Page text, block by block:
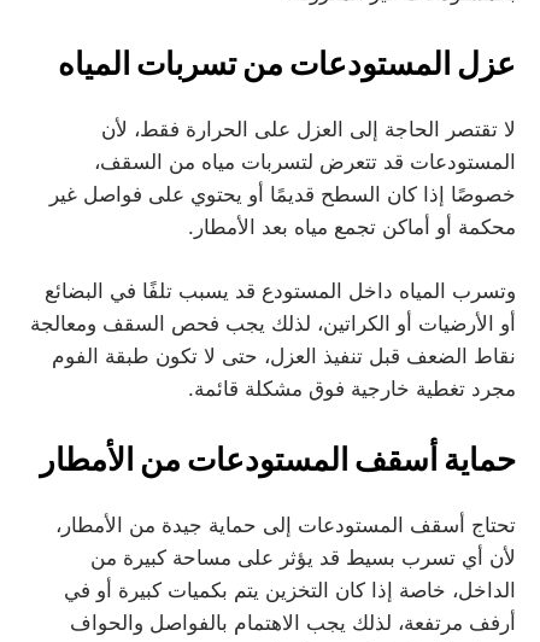
عزل المستودعات من تسربات المياه
لا تقتصر الحاجة إلى العزل على الحرارة فقط، لأن
المستودعات قد تتعرض لتسربات مياه من السقف،
خصوصًا إذا كان السطح قديمًا أو يحتوي على فواصل غير
محكمة أو أماكن تجمع مياه بعد الأمطار.
وتسرب المياه داخل المستودع قد يسبب تلفًا في البضائع
أو الأرضيات أو الكراتين، لذلك يجب فحص السقف ومعالجة
نقاط الضعف قبل تنفيذ العزل، حتى لا تكون طبقة الفوم
مجرد تغطية خارجية فوق مشكلة قائمة.
حماية أسقف المستودعات من الأمطار
تحتاج أسقف المستودعات إلى حماية جيدة من الأمطار،
لأن أي تسرب بسيط قد يؤثر على مساحة كبيرة من
الداخل، خاصة إذا كان التخزين يتم بكميات كبيرة أو في
أرفف مرتفعة، لذلك يجب الاهتمام بالفواصل والحواف